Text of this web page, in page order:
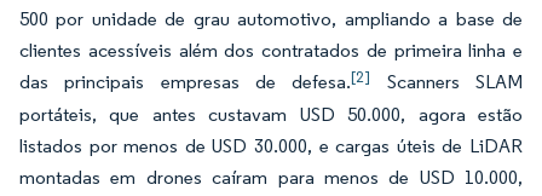
500 por unidade de grau automotivo, ampliando a base de
clientes acessíveis além dos contratados de primeira linha e
das principais empresas de defesa.[2]
Scanners SLAM
portáteis, que antes custavam USD 50.000, agora estão
listados por menos de USD 30.000, e cargas úteis de LiDAR
montadas em drones caíram para menos de USD 10.000,